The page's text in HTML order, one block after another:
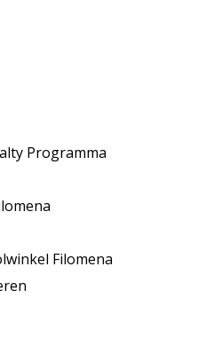
Programma
Filomena